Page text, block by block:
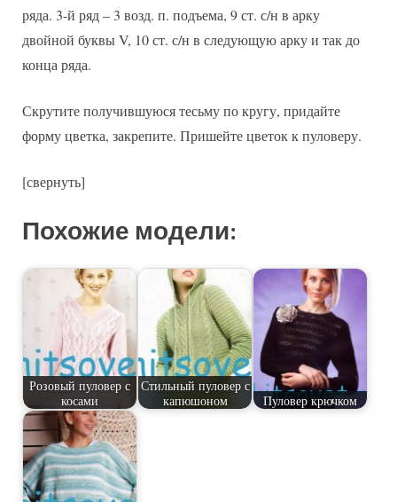
ряда. 3-й ряд – 3 возд. п. подъема, 9 ст. с/н в арку
двойной буквы V, 10 ст. с/н в следующую арку и так до
конца ряда.
Скрутите получившуюся тесьму по кругу, придайте
форму цветка, закрепите. Пришейте цветок к пуловеру.
[свернуть]
Похожие модели:
Розовый пуловер с
косами
Стильный пуловер с
капюшоном
Пуловер крючком